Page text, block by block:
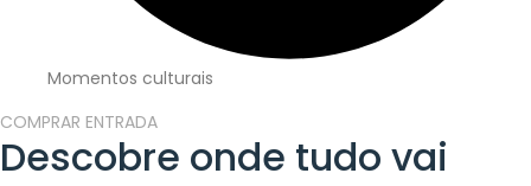
Momentos culturais
COMPRAR ENTRADA
Descobre onde tudo vai